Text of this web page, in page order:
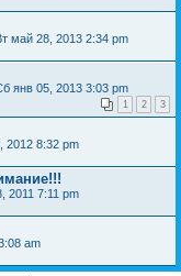
май 28, 2013 2:34 pm
янв 05, 2013 3:03 pm
1 2 3
2012 8:32 pm
2011 7:11 pm
am